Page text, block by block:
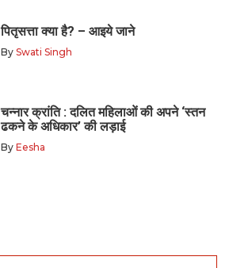
पितृसत्ता क्या है? – आइये जाने
By Swati Singh
चन्नार क्रांति : दलित महिलाओं की अपने ‘स्तन
ढकने के अधिकार’ की लड़ाई
By Eesha